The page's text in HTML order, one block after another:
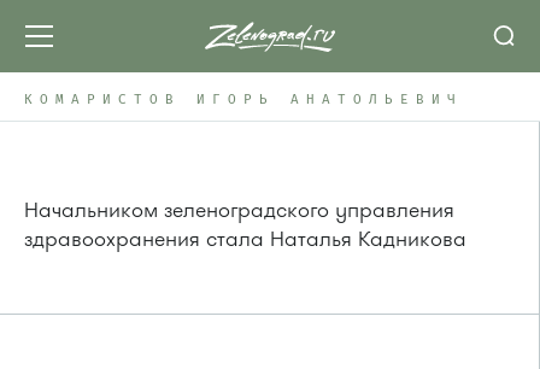
КОМАРИСТОВ ИГОРЬ АНАТОЛЬЕВИЧ
Начальником зеленоградского управления
здравоохранения стала Наталья Кадникова